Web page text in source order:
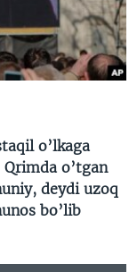
o’lkaga
o’tgan
deydi uzoq
bo’lib